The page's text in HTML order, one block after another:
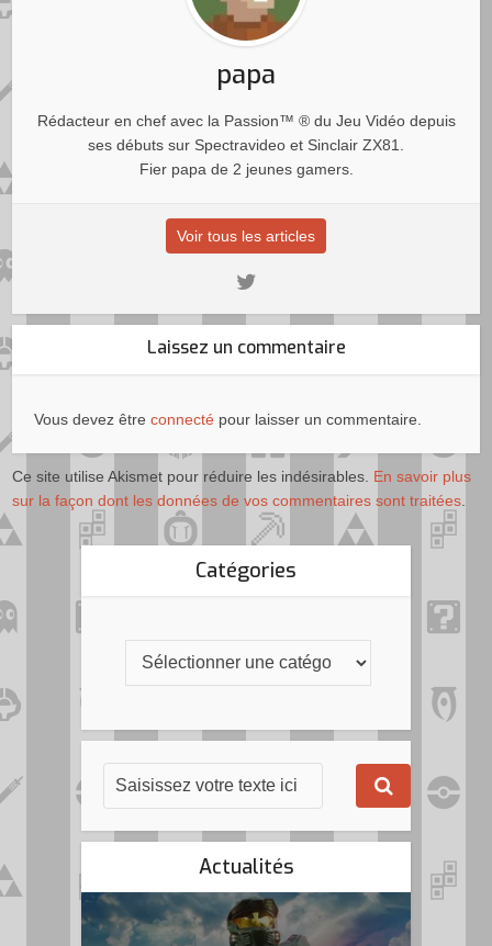
papa
Rédacteur en chef avec la Passion™ ® du Jeu Vidéo depuis
ses débuts sur Spectravideo et Sinclair ZX81.
Fier papa de 2 jeunes gamers.
Voir tous les articles
Laissez un commentaire
Vous devez êtreconnecté pour laisser un commentaire.
Ce site utilise Akismet pour réduire les indésirables. En savoir plus
sur la façon dont les données de vos commentaires sont traitées
Catégories
Actualités